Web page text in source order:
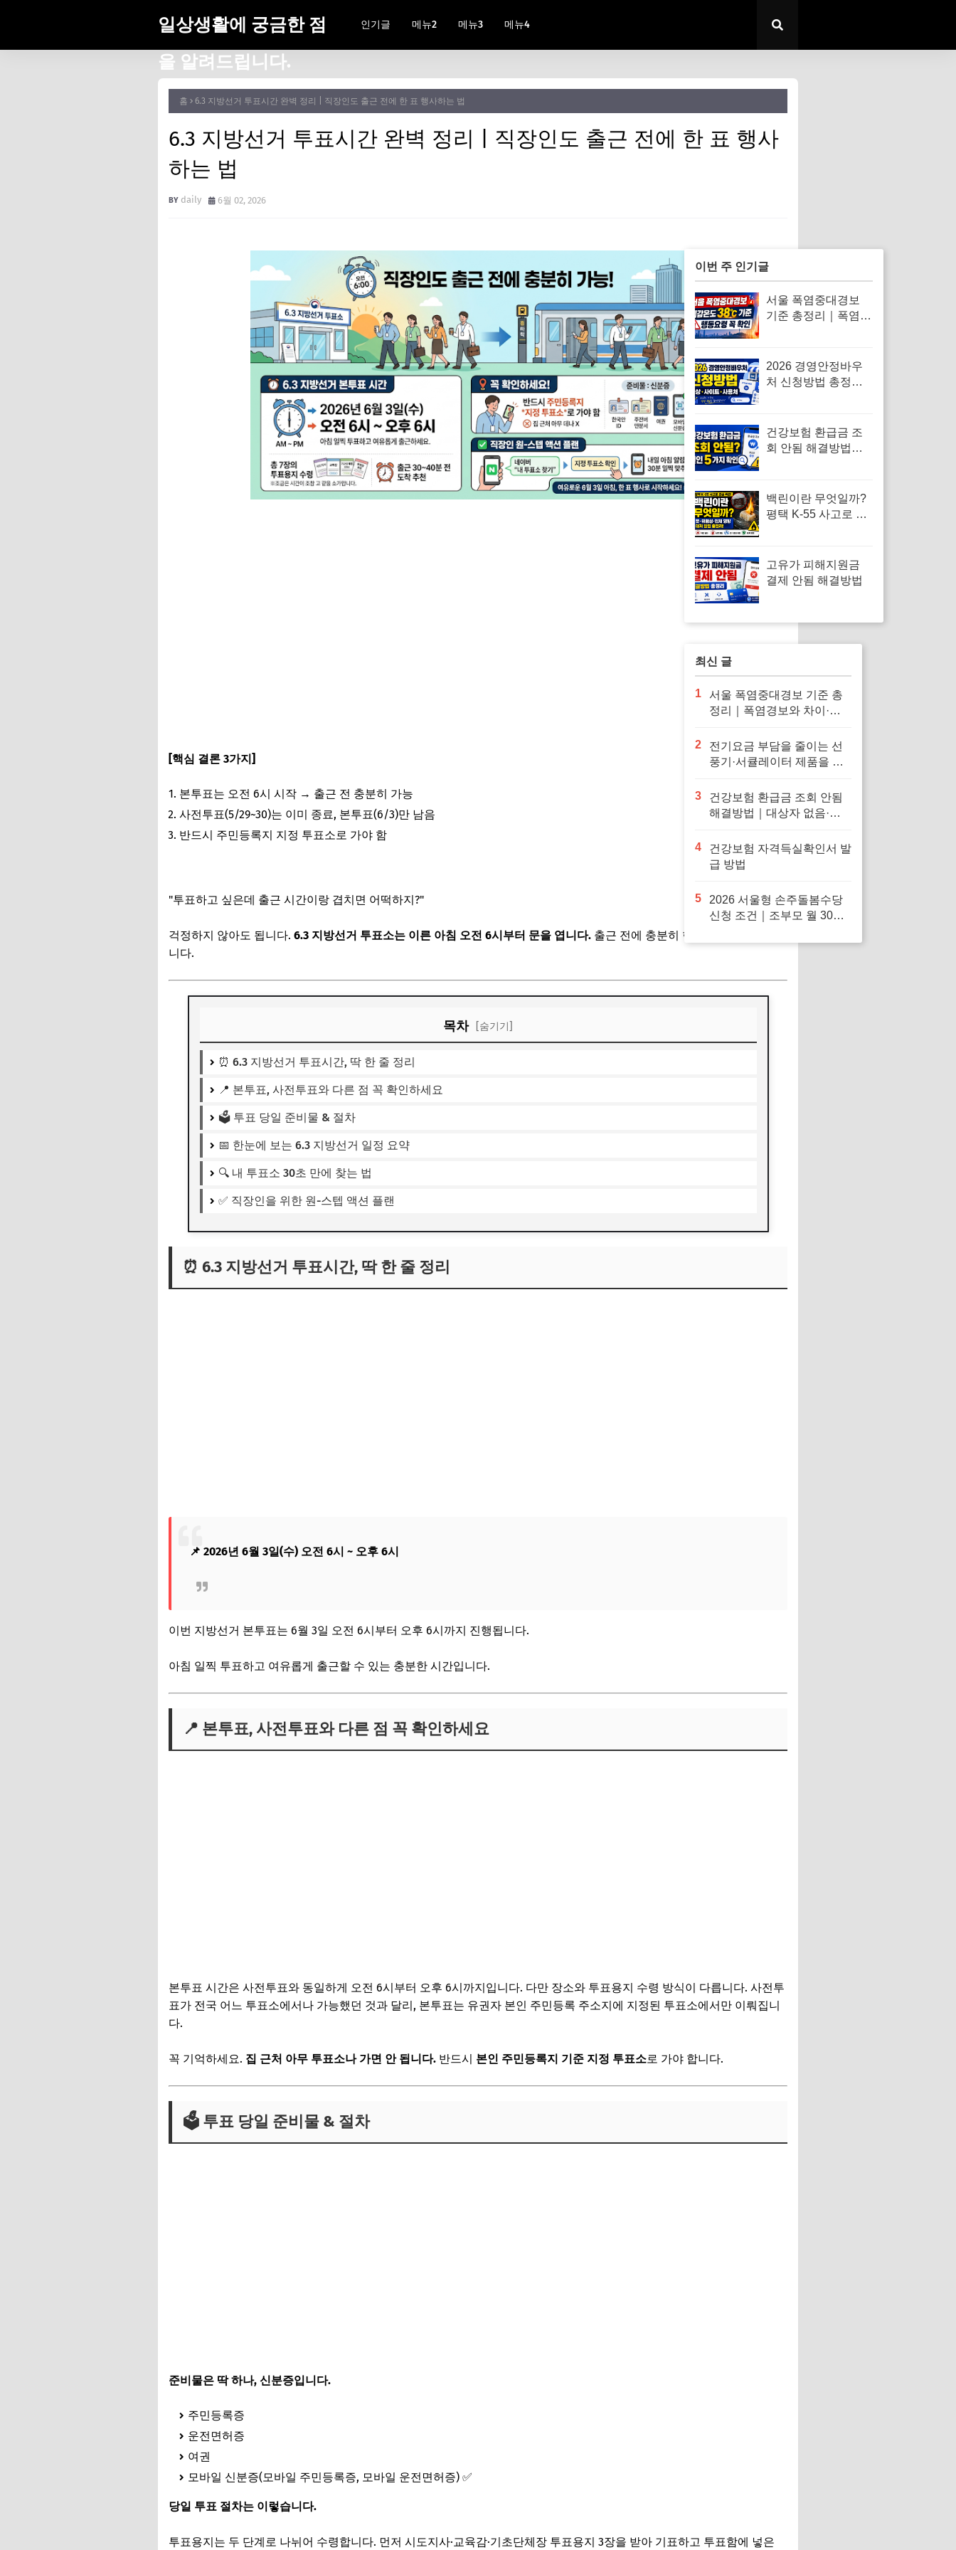
일상생활에 궁금한 점
을 알려드립니다.
인기글 메뉴2 메뉴3 메뉴4
홈 6.3 지방선거 투표시간 완벽 정리 | 직장인도 출근 전에 한 표 행사하는 법
6.3 지방선거 투표시간 완벽 정리 | 직장인도 출근 전에 한 표 행사
하는 법
daily 6월 02, 2026
[핵심 결론 3가지]
본투표는 오전 6시 시작 → 출근 전 충분히 가능
사전투표(5/29~30)는 이미 종료, 본투표(6/3)만 남음
반드시 주민등록지 지정 투표소로 가야 함
"투표하고 싶은데 출근 시간이랑 겹치면 어떡하지?"
걱정하지 않아도 됩니다. 6.3 지방선거 투표소는 이른 아침 오전 6시부터 문을 엽니다. 출근 전에 충분히 한 표 행사할 수 있습
니다.
목차 [숨기기]
⏰ 6.3 지방선거 투표시간, 딱 한 줄 정리
📍 본투표, 사전투표와 다른 점 꼭 확인하세요
🗳️ 투표 당일 준비물 & 절차
📅 한눈에 보는 6.3 지방선거 일정 요약
🔍 내 투표소 30초 만에 찾는 법
✅ 직장인을 위한 원-스텝 액션 플랜
⏰ 6.3 지방선거 투표시간, 딱 한 줄 정리
📌 2026년 6월 3일(수) 오전 6시 ~ 오후 6시
이번 지방선거 본투표는 6월 3일 오전 6시부터 오후 6시까지 진행됩니다.
아침 일찍 투표하고 여유롭게 출근할 수 있는 충분한 시간입니다.
📍 본투표, 사전투표와 다른 점 꼭 확인하세요
본투표 시간은 사전투표와 동일하게 오전 6시부터 오후 6시까지입니다. 다만 장소와 투표용지 수령 방식이 다릅니다. 사전투
표가 전국 어느 투표소에서나 가능했던 것과 달리, 본투표는 유권자 본인 주민등록 주소지에 지정된 투표소에서만 이뤄집니
다.
꼭 기억하세요. 집 근처 아무 투표소나 가면 안 됩니다. 반드시 본인 주민등록지 기준 지정 투표소로 가야 합니다.
🗳️ 투표 당일 준비물 & 절차
준비물은 딱 하나, 신분증입니다.
주민등록증
운전면허증
여권
모바일 신분증(모바일 주민등록증, 모바일 운전면허증) ✅
당일 투표 절차는 이렇습니다.
투표용지는 두 단계로 나뉘어 수령합니다. 먼저 시도지사·교육감·기초단체장 투표용지 3장을 받아 기표하고 투표함에 넣은
이번 주 인기글
서울 폭염중대경보
기준 총정리｜폭염경
2026 경영안정바우
처 신청방법 총정리
건강보험 환급금 조
회 안됨 해결방법｜
백린이란 무엇일까?
평택 K-55 사고로 알
고유가 피해지원금
결제 안됨 해결방법
최신 글
1
서울 폭염중대경보 기준 총
정리｜폭염경보와 차이·행
2
전기요금 부담을 줄이는 선
풍기·서큘레이터 제품을 확
3
건강보험 환급금 조회 안됨
해결방법｜대상자 없음·신
4
건강보험 자격득실확인서 발
급 방법
5
2026 서울형 손주돌봄수당
신청 조건｜조부모 월 30만